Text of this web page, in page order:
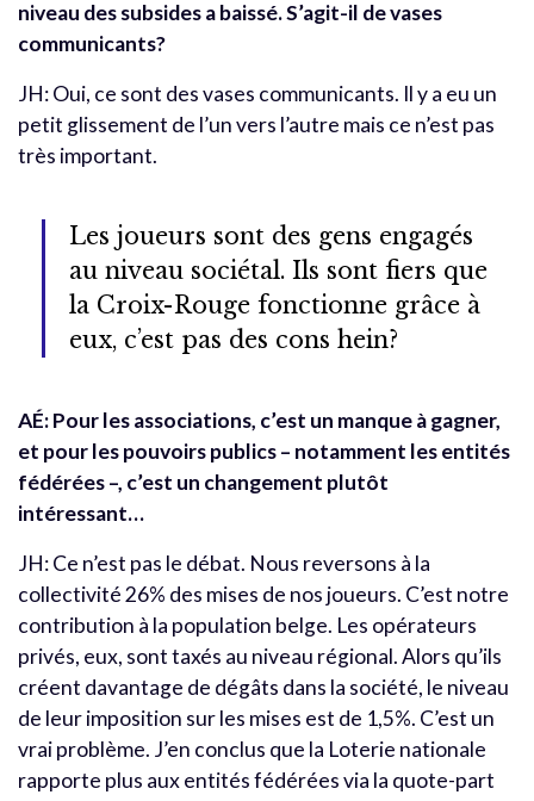
niveau des subsides a baissé. S’agit-il de vases
communicants?
JH: Oui, ce sont des vases communicants. Il y a eu un
petit glissement de l’un vers l’autre mais ce n’est pas
très important.
Les joueurs sont des gens engagés
au niveau sociétal. Ils sont fiers que
la Croix-Rouge fonctionne grâce à
eux, c’est pas des cons hein?
AÉ: Pour les associations, c’est un manque à gagner,
et pour les pouvoirs publics – notamment les entités
fédérées –, c’est un changement plutôt
intéressant…
JH: Ce n’est pas le débat. Nous reversons à la
collectivité 26% des mises de nos joueurs. C’est notre
contribution à la population belge. Les opérateurs
privés, eux, sont taxés au niveau régional. Alors qu’ils
créent davantage de dégâts dans la société, le niveau
de leur imposition sur les mises est de 1,5%. C’est un
vrai problème. J’en conclus que la Loterie nationale
rapporte plus aux entités fédérées via la quote-part